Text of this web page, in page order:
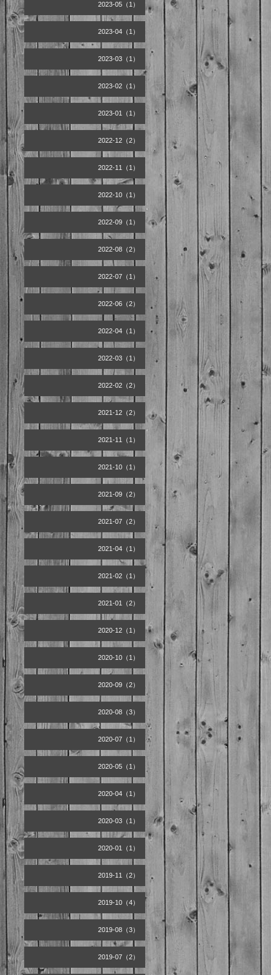
2023-05（1）
2023-04（1）
2023-03（1）
2023-02（1）
2023-01（1）
2022-12（2）
2022-11（1）
2022-10（1）
2022-09（1）
2022-08（2）
2022-07（1）
2022-06（2）
2022-04（1）
2022-03（1）
2022-02（2）
2021-12（2）
2021-11（1）
2021-10（1）
2021-09（2）
2021-07（2）
2021-04（1）
2021-02（1）
2021-01（2）
2020-12（1）
2020-10（1）
2020-09（2）
2020-08（3）
2020-07（1）
2020-05（1）
2020-04（1）
2020-03（1）
2020-01（1）
2019-11（2）
2019-10（4）
2019-08（3）
2019-07（2）